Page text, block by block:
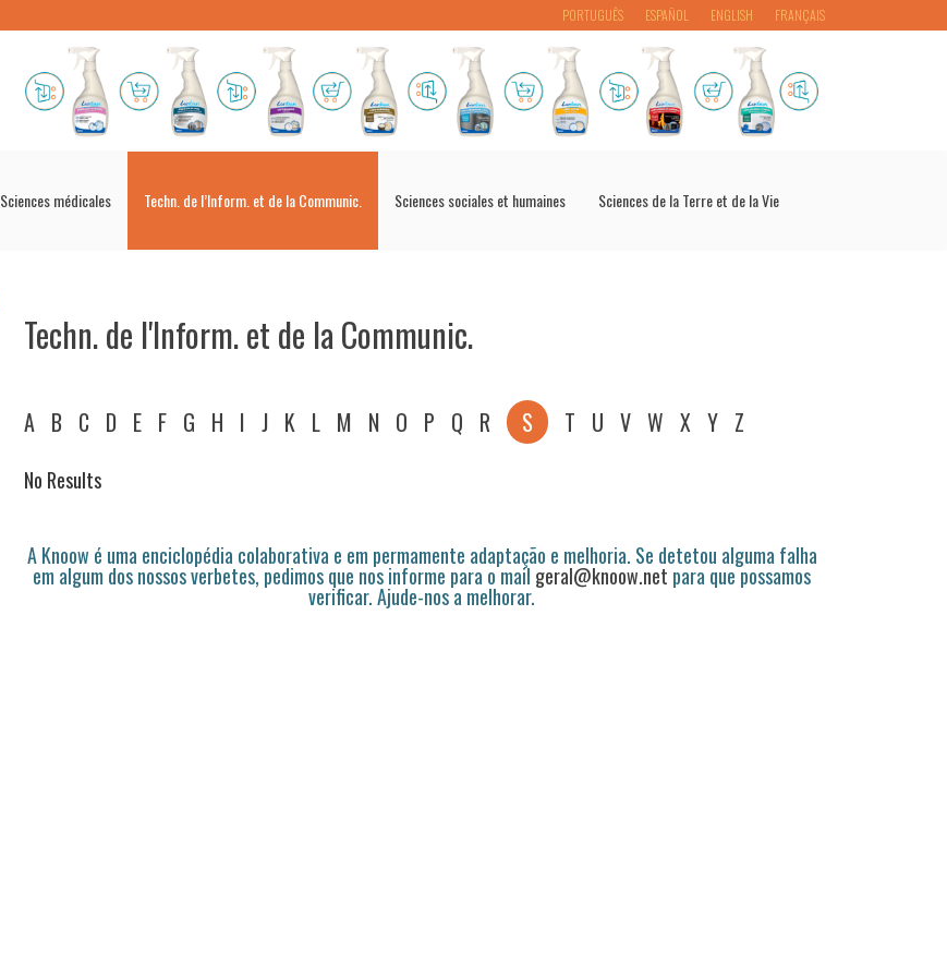
PORTUGUÊS ESPAÑOL ENGLISH FRANÇAIS
Sciences médicales Techn. de l’Inform. et de la Communic. Sciences sociales et humaines Sciences de la Terre et de la Vie
Techn. de l'Inform. et de la Communic.
A B C D E F G H I J K L M N O P Q R S T U V W X Y Z
No Results
A Knoow é uma enciclopédia colaborativa e em permamente adaptação e melhoria. Se detetou alguma falha
em algum dos nossos verbetes, pedimos que nos informe para o mail geral@knoow.net para que possamos
verificar. Ajude-nos a melhorar.